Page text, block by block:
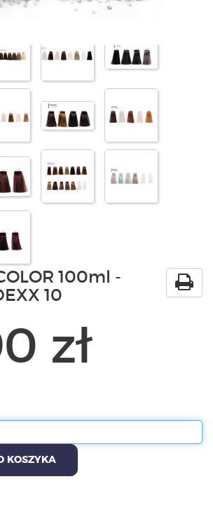
100ml -
10
zł
KOSZYKA